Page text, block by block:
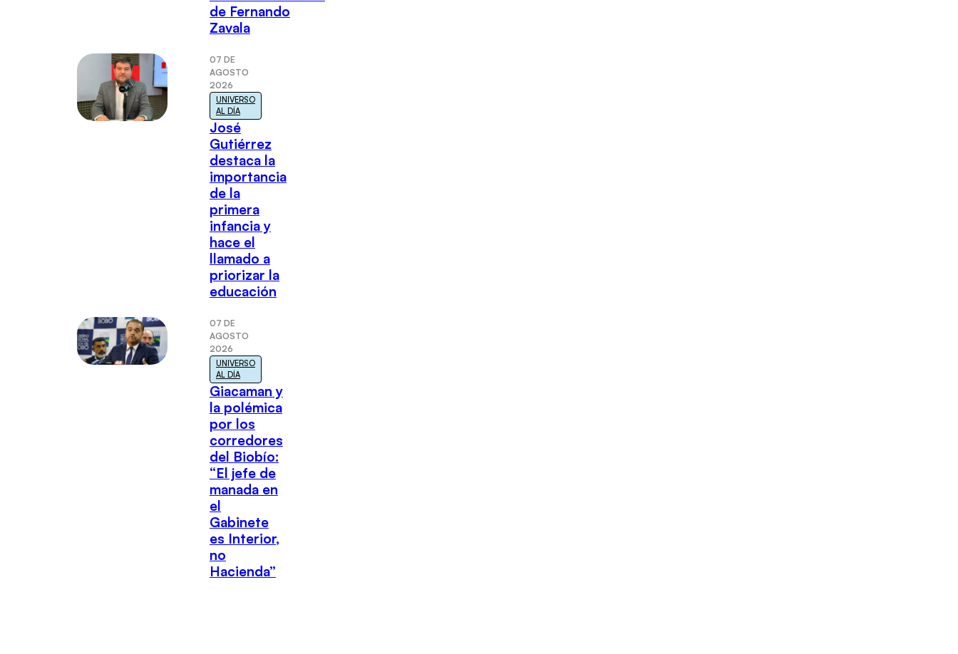
de Fernando
Zavala
07 DE
AGOSTO
2026
UNIVERSO
AL DÍA
José
Gutiérrez
destaca la
importancia
de la
primera
infancia y
hace el
llamado a
priorizar la
educación
07 DE
AGOSTO
2026
UNIVERSO
AL DÍA
Giacaman y
la polémica
por los
corredores
del Biobío:
“El jefe de
manada en
el
Gabinete
es Interior,
no
Hacienda”